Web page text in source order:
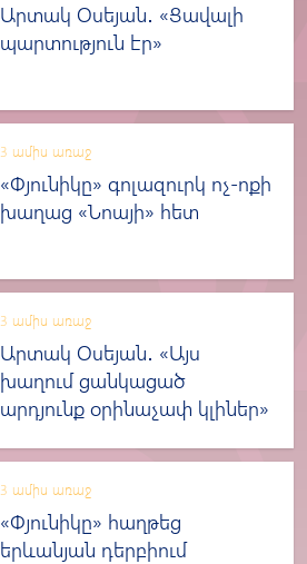
Արտակ Օսեյան․ «Ցավալի
պարտություն էր»
3 ամիս առաջ
«Փյունիկը» գոլազուրկ ոչ-ոքի
խաղաց «Նոայի» հետ
3 ամիս առաջ
Արտակ Օսեյան․ «Այս
խաղում ցանկացած
արդյունք օրինաչափ կլիներ»
3 ամիս առաջ
«Փյունիկը» հաղթեց
երևանյան դերբիում